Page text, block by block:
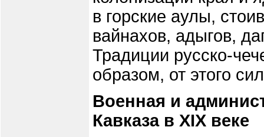
в горские аулы,
вайнахов, адыгов,
Традиции русско-
образом, от этого
Военная и
Кавказа в XIX веке